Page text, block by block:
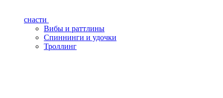
снасти
Вибы и раттлины
Спиннинги и удочки
Троллинг